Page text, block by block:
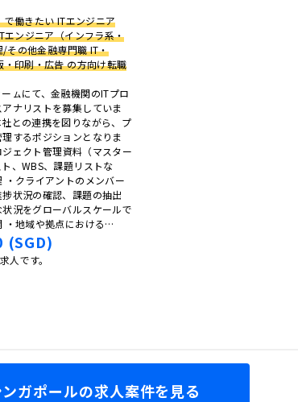
で働きたい ITエンジニア
ンジニア（インフラ系・
その他金融専門職 IT・
印刷・広告 の方向け転職
ㇺにて、金融機関のITプロ
ナリストを募集していま
との連携を図りながら、プ
するポジションとなりま
ェクト管理資料（マスター
、WBS、課題リストな
・クライアントのメンバー
状況の確認、課題の抽出
況をグローバルスケールで
・地域や拠点における…
(SGD)
人です。
ガポールの求人案件を見る